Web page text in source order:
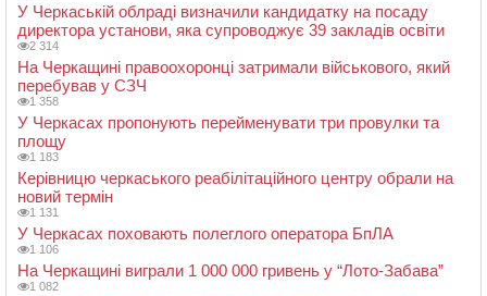
У Черкаській облраді визначили кандидатку на посаду
директора установи, яка супроводжує 39 закладів освіти
2 314
На Черкащині правоохоронці затримали військового, який
перебував у СЗЧ
1 358
У Черкасах пропонують перейменувати три провулки та
площу
1 183
Керівницю черкаського реабілітаційного центру обрали на
новий термін
1 131
У Черкасах поховають полеглого оператора БпЛА
1 106
На Черкащині виграли 1 000 000 гривень у “Лото-Забава”
1 082